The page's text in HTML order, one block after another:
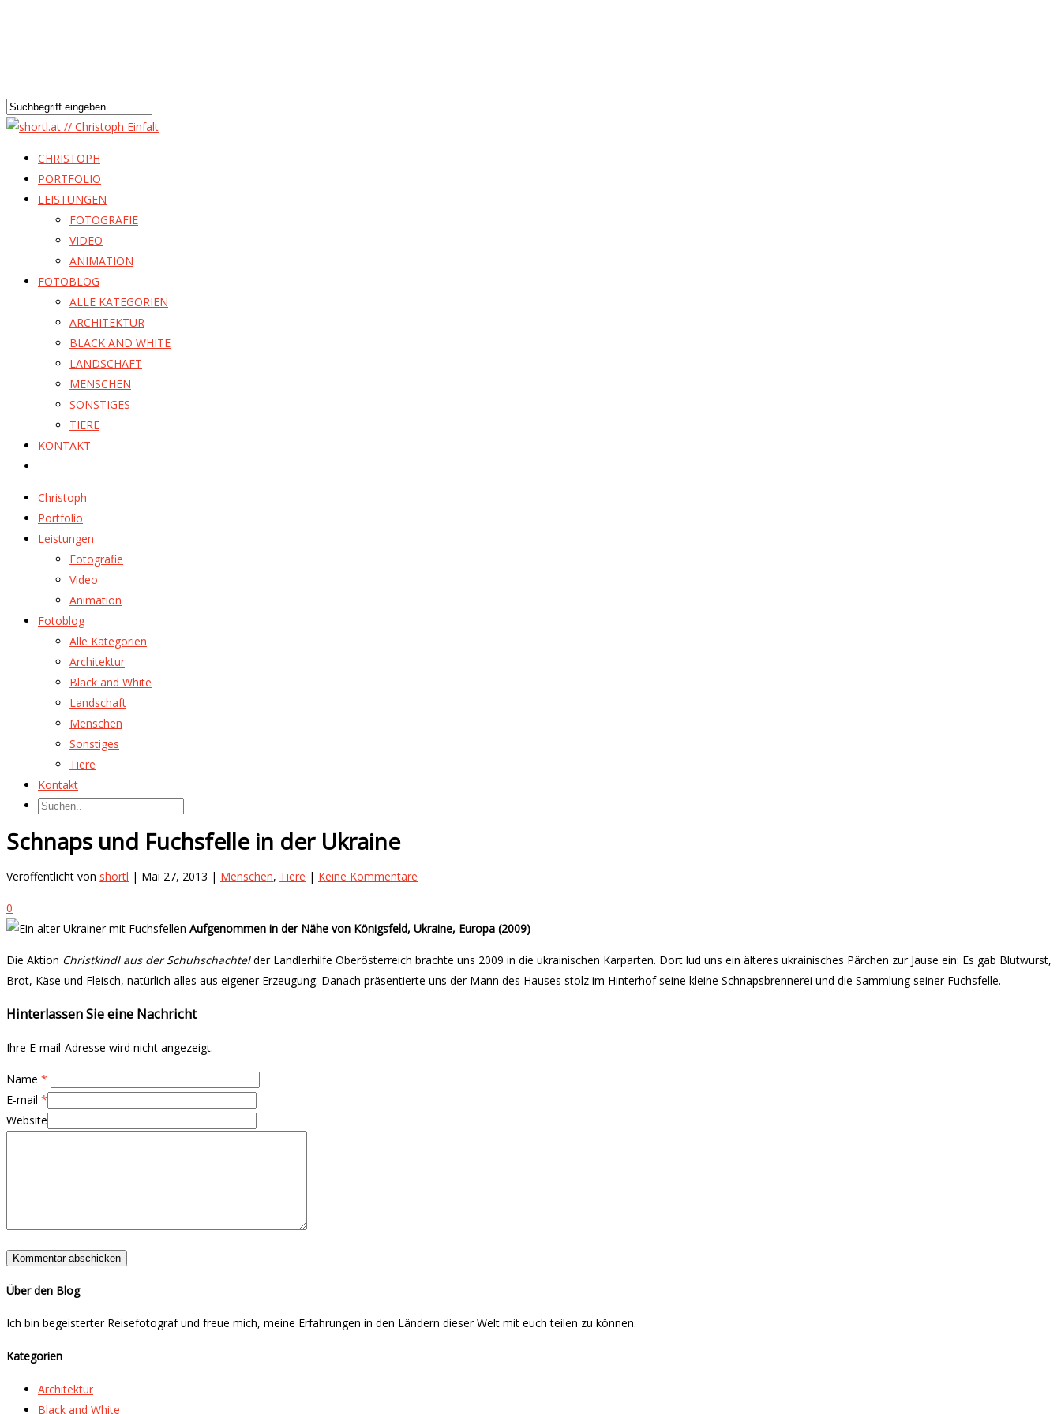
CHRISTOPH
PORTFOLIO
LEISTUNGEN
FOTOGRAFIE
VIDEO
ANIMATION
FOTOBLOG
ALLE KATEGORIEN
ARCHITEKTUR
BLACK AND WHITE
LANDSCHAFT
MENSCHEN
SONSTIGES
TIERE
KONTAKT
Christoph
Portfolio
Leistungen
Fotografie
Video
Animation
Fotoblog
Alle Kategorien
Architektur
Black and White
Landschaft
Menschen
Sonstiges
Tiere
Kontakt
Schnaps und Fuchsfelle in der Ukraine
Veröffentlicht von shortl | Mai 27, 2013 | Menschen, Tiere | Keine Kommentare
0
Aufgenommen in der Nähe von Königsfeld, Ukraine, Europa (2009)
Die Aktion Christkindl aus der Schuhschachtelder Landlerhilfe Oberösterreich brachte uns 2009 in die ukrainischen Karparten. Dort lud uns ein älteres ukrainisches Pärchen zur Jause ein: Es gab Blutwurst,
Brot, Käse und Fleisch, natürlich alles aus eigener Erzeugung. Danach präsentierte uns der Mann des Hauses stolz im Hinterhof seine kleine Schnapsbrennerei und die Sammlung seiner Fuchsfelle.
Hinterlassen Sie eine Nachricht
Ihre E-mail-Adresse wird nicht angezeigt.
Name *
E-mail *
Website
Über den Blog
Ich bin begeisterter Reisefotograf und freue mich, meine Erfahrungen in den Ländern dieser Welt mit euch teilen zu können.
Kategorien
Architektur
Black and White